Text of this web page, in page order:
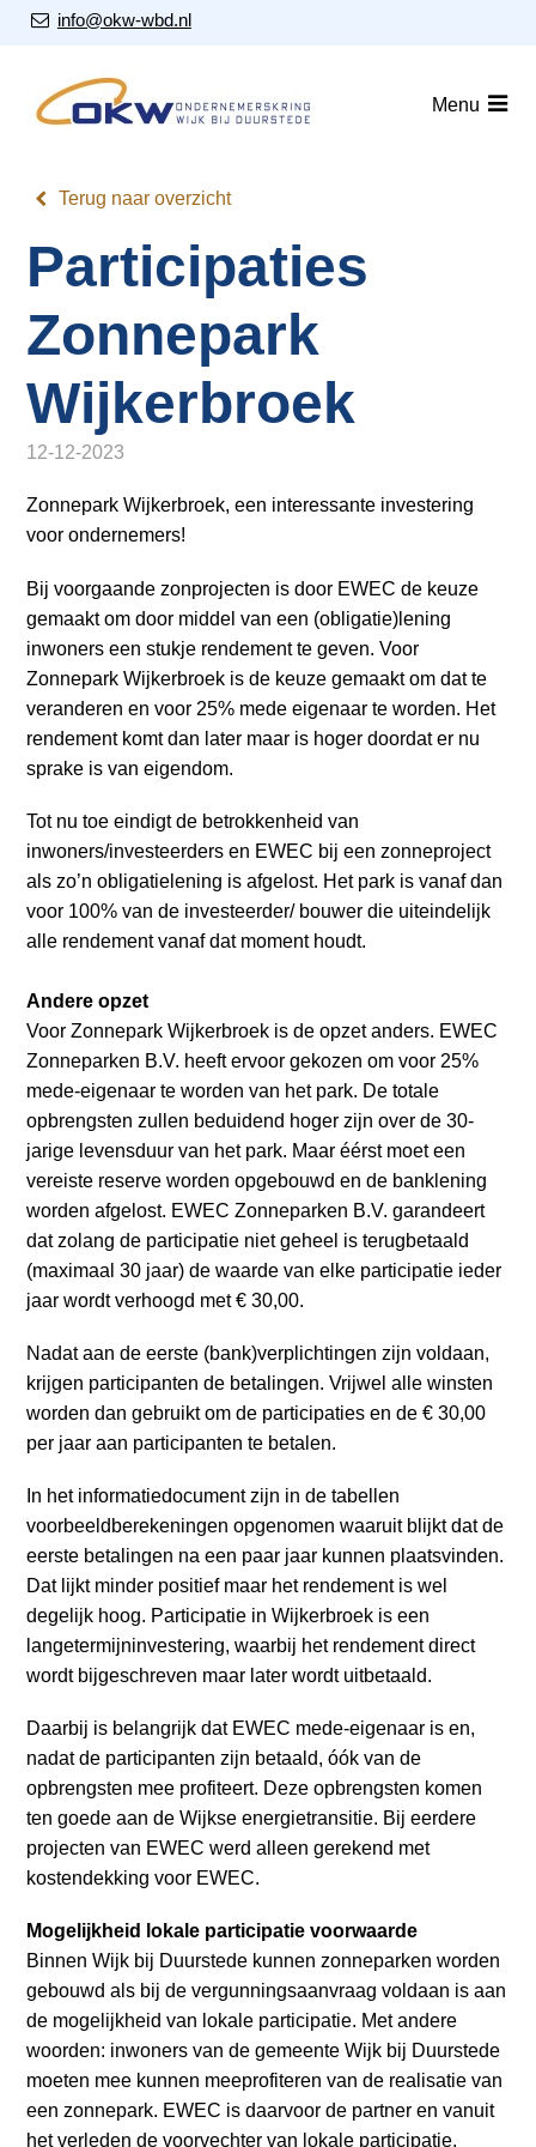
J
u
m
t
o
a
v
i
g
a
t
i
o
n
m
t
o
m
n
n
t
e
t
Our Email Address:
info@okw-wbd.nl
Menu
Terug naar overzicht
Participaties
Zonnepark
Wijkerbroek
12-12-2023
Zonnepark Wijkerbroek, een interessante investering
voor ondernemers!
Bij voorgaande zonprojecten is door EWEC de keuze
gemaakt om door middel van een (obligatie)lening
inwoners een stukje rendement te geven. Voor
Zonnepark Wijkerbroek is de keuze gemaakt om dat te
veranderen en voor 25% mede eigenaar te worden. Het
rendement komt dan later maar is hoger doordat er nu
sprake is van eigendom.
Tot nu toe eindigt de betrokkenheid van
inwoners/investeerders en EWEC bij een zonneproject
als zo’n obligatielening is afgelost. Het park is vanaf dan
voor 100% van de investeerder/ bouwer die uiteindelijk
alle rendement vanaf dat moment houdt.
Andere opzet
Voor Zonnepark Wijkerbroek is de opzet anders. EWEC
Zonneparken B.V. heeft ervoor gekozen om voor 25%
mede-eigenaar te worden van het park. De totale
opbrengsten zullen beduidend hoger zijn over de 30-
jarige levensduur van het park. Maar éérst moet een
vereiste reserve worden opgebouwd en de banklening
worden afgelost. EWEC Zonneparken B.V. garandeert
dat zolang de participatie niet geheel is terugbetaald
(maximaal 30 jaar) de waarde van elke participatie ieder
jaar wordt verhoogd met € 30,00.
Nadat aan de eerste (bank)verplichtingen zijn voldaan,
krijgen participanten de betalingen. Vrijwel alle winsten
worden dan gebruikt om de participaties en de € 30,00
per jaar aan participanten te betalen.
In het informatiedocument zijn in de tabellen
voorbeeldberekeningen opgenomen waaruit blijkt dat de
eerste betalingen na een paar jaar kunnen plaatsvinden.
Dat lijkt minder positief maar het rendement is wel
degelijk hoog. Participatie in Wijkerbroek is een
langetermijninvestering, waarbij het rendement direct
wordt bijgeschreven maar later wordt uitbetaald.
Daarbij is belangrijk dat EWEC mede-eigenaar is en,
nadat de participanten zijn betaald, óók van de
opbrengsten mee profiteert. Deze opbrengsten komen
ten goede aan de Wijkse energietransitie. Bij eerdere
projecten van EWEC werd alleen gerekend met
kostendekking voor EWEC.
Mogelijkheid lokale participatie voorwaarde
Binnen Wijk bij Duurstede kunnen zonneparken worden
gebouwd als bij de vergunningsaanvraag voldaan is aan
de mogelijkheid van lokale participatie. Met andere
woorden: inwoners van de gemeente Wijk bij Duurstede
moeten mee kunnen meeprofiteren van de realisatie van
een zonnepark. EWEC is daarvoor de partner en vanuit
het verleden de voorvechter van lokale participatie.
Agenda
Over ons
Nieuwsbrieven
Lid worden